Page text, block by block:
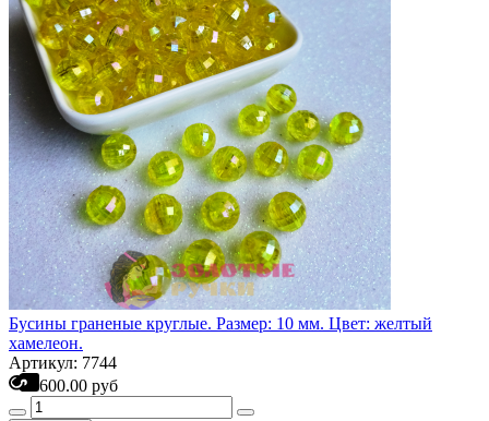
Бусины граненые круглые. Размер: 10 мм. Цвет: желтый
хамелеон.
Артикул: 7744
600.00 руб